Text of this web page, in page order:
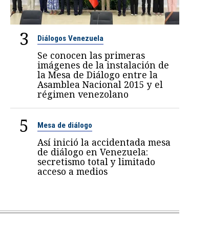
3 Diálogos Venezuela
Se conocen las primeras
imágenes de la instalación de
la Mesa de Diálogo entre la
Asamblea Nacional 2015 y el
régimen venezolano
5 Mesa de diálogo
Así inició la accidentada mesa
de diálogo en Venezuela:
secretismo total y limitado
acceso a medios